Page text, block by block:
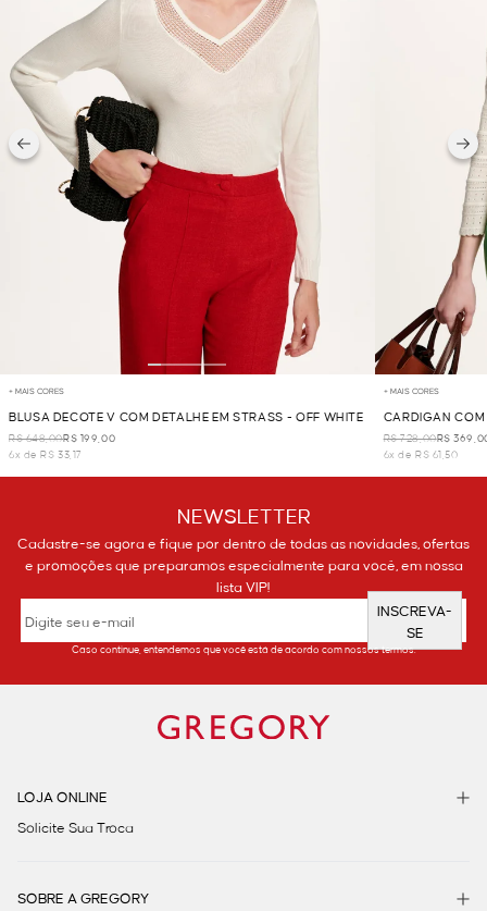
+ MAIS CORES
BLUSA DECOTE V COM DETALHE EM STRASS - OFF WHITE
R$ 648,00R$ 199,00
6x de R$ 33,17
+ MAIS CORES
CARDIGAN COM
R$ 728,00R$
6x de R$ 61,50
NEWSLETTER
Cadastre-se agora e fique por dentro de todas as novidades, ofertas
e promoções que preparamos especialmente para você, em nossa
lista VIP!
INSCREVA-
SE
Caso continue, entendemos que você está de acordo com nossos termos.
LOJA ONLINE
Solicite Sua Troca
SOBRE A GREGORY